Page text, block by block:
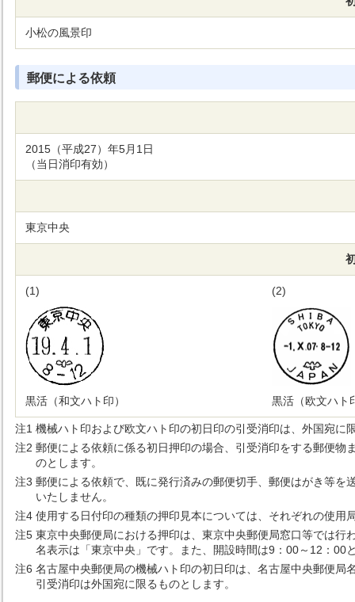
小松の風景印
郵便による依頼
2015（平成27）年5月1日
（当日消印有効）
東京中央
(1)
黒活（和文ハト印）
(2)
黒活（欧文ハト
注1 機械ハト印および欧文ハト印の初日印の引受消印は、外国宛に
注2 郵便による依頼に係る初日押印の場合、引受消印をする郵便
のとします。
注3 郵便による依頼で、既に発行済みの郵便切手、郵便はがき等
いたしません。
注4 使用する日付印の種類の押印見本については、それぞれの使
注5 東京中央郵便局における押印は、東京中央郵便局窓口等では
名表示は「東京中央」です。また、開設時間は9：00～12：00
注6 名古屋中央郵便局の機械ハト印の初日印は、名古屋中央郵便局
引受消印は外国宛に限るものとします。